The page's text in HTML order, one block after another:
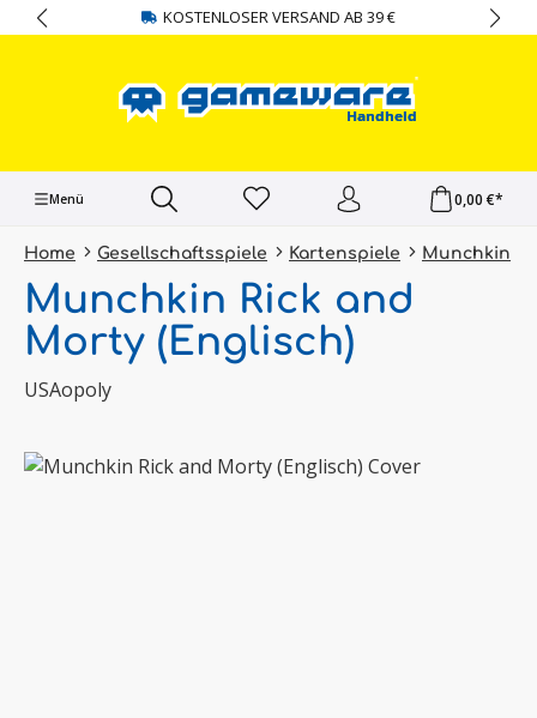
springen KOSTENLOSER VERSAND AB 39 €
Menü 0,00 €*
Home Gesellschaftsspiele Kartenspiele Munchkin
Munchkin Rick and
Morty (Englisch)
USAopoly
Bildergalerie überspringen